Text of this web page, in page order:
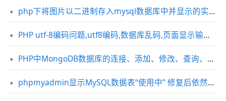
php下将图片以二进制存入mysql数据库中并显示的实现代码
PHP utf-8编码问题,utf8编码,数据库乱码,页面显示输出乱码
PHP中MongoDB数据库的连接、添加、修改、查询、删除等操作实例
phpmyadmin显示MySQL数据表“使用中” 修复后依然无效的解决方法